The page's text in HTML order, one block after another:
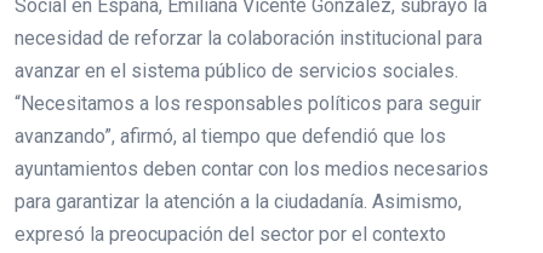
Social en España, Emiliana Vicente González, subrayó la
necesidad de reforzar la colaboración institucional para
avanzar en el sistema público de servicios sociales.
“Necesitamos a los responsables políticos para seguir
avanzando”, afirmó, al tiempo que defendió que los
ayuntamientos deben contar con los medios necesarios
para garantizar la atención a la ciudadanía. Asimismo,
expresó la preocupación del sector por el contexto